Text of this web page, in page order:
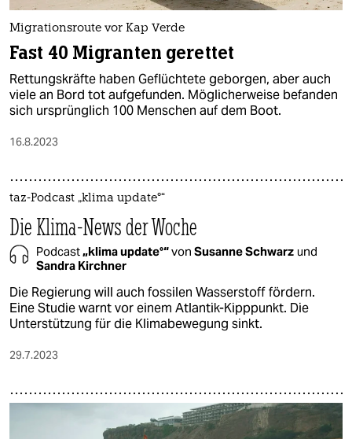
Migrationsroute vor Kap Verde
Fast 40 Migranten gerettet
Rettungskräfte haben Geflüchtete geborgen, aber auch
viele an Bord tot aufgefunden. Möglicherweise befanden
sich ursprünglich 100 Menschen auf dem Boot.
16.8.2023
taz-Podcast „klima update°“
Die Klima-News der Woche
Podcast„klima update°“von Susanne Schwarz und
Sandra Kirchner
Die Regierung will auch fossilen Wasserstoff fördern.
Eine Studie warnt vor einem Atlantik-Kipppunkt. Die
Unterstützung für die Klimabewegung sinkt.
29.7.2023